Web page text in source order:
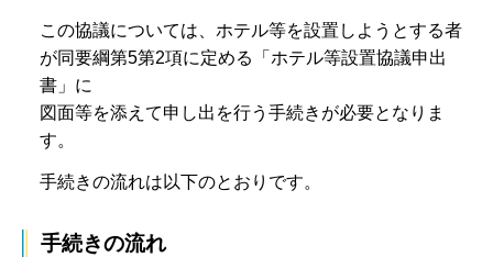
この協議については、ホテル等を設置しようとする者
が同要綱第5第2項に定める「ホテル等設置協議申出
書」に
図面等を添えて申し出を行う手続きが必要となりま
す。
手続きの流れは以下のとおりです。
手続きの流れ